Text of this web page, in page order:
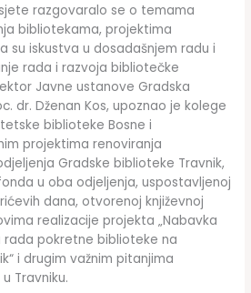
razgovaralo se o temama
bibliotekama, projektima
su iskustva u dosadašnjem radu i
rada i razvoja bibliotečke
Javne ustanove Gradska
dr. Dženan Kos, upoznao je kolege
biblioteke Bosne i
projektima renoviranja
Gradske biblioteke Travnik,
u oba odjeljenja, uspostavljenoj
dana, otvorenoj književnoj
realizacije projekta „Nabavka
pokretne biblioteke na
i drugim važnim pitanjima
Travniku.